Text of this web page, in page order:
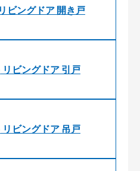
ビングドア 開き戸
ビングドア 引戸
ビングドア 吊戸